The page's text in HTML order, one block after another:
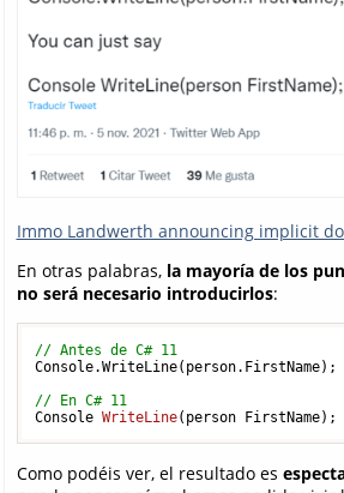
Immo Landwerth announcing implicit
En otras palabras, la mayoría de los
no será necesario introducirlos:
// Antes de C# 11
Console.WriteLine(person.FirstName);
// En C# 11
Console WriteLine( person FirstName)
Como podéis ver, el resultado es